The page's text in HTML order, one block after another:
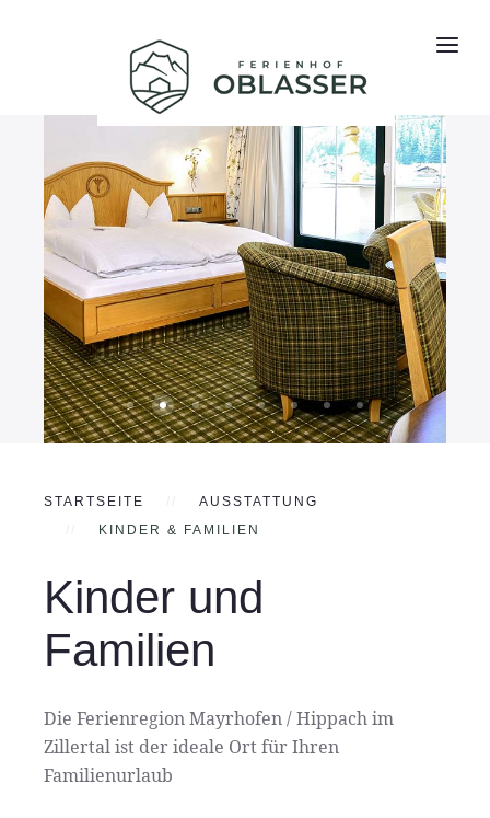
Ausstattung 3
Ausstattung 2
Ausstattung 1
Ausstattung 7
Wellness 3
Wellness 5
Wellness 7
Wellness 8
STARTSEITE
AUSSTATTUNG
KINDER & FAMILIEN
Kinder und
Familien
Die Ferienregion Mayrhofen / Hippach im
Zillertal ist der ideale Ort für Ihren
Familienurlaub